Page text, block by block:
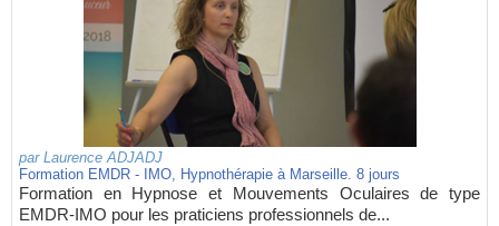
par Laurence ADJADJ
Formation EMDR - IMO, Hypnothérapie à Marseille. 8 jours
Formation en Hypnose et Mouvements Oculaires de type
EMDR-IMO pour les praticiens professionnels de...